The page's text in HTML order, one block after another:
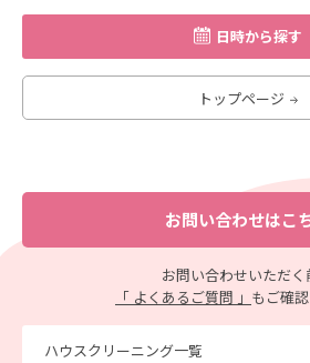
日時から探す
トップページ
お問い合わせはこ
お問い合わせいただく
「 よくあるご質問 」 もご確認
ハウスクリーニング一覧